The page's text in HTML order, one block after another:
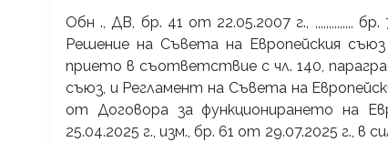
Обн ., ДВ, бр. 41 от 22.05.2007 г., ,,,,,,,,,,,,,,
Решение на Съвета на Европейския
прието в съответствие с чл. 140,
съюз, и Регламент на Съвета на
от Договора за функционирането на
25.04.2025 г., изм., бр. 61 от 29.07.2025 г., в